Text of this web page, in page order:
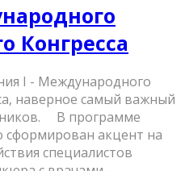
Конгресса
I - Международного
наверное самый важный
⠀ В программе
сформирован акцент на
специалистов